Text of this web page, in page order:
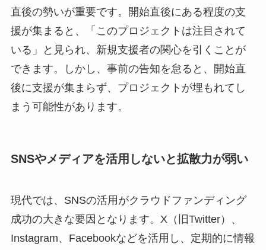
直後の勢いが重要です。開始直後にある程度の支
援が集まると、「このプロジェクトは注目されて
いる」と見られ、新規支援者の関心を引くことが
できます。しかし、事前の告知を怠ると、開始直
後に支援が集まらず、プロジェクトが埋もれてし
まう可能性があります。
SNSやメディアを活用しないと拡散力が弱い
現代では、SNSの活用がクラウドファンディング
成功の大きな要因となります。X（旧Twitter）、
Instagram、Facebookなどを活用し、定期的に情報